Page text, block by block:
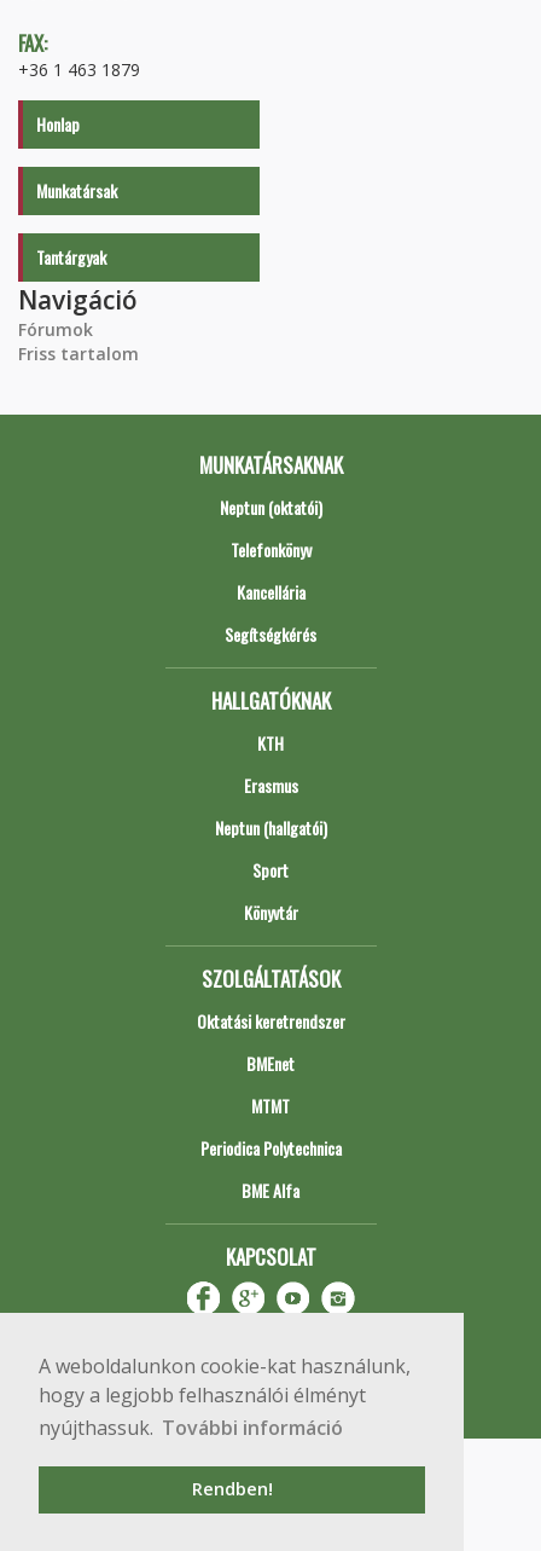
A weboldalunkon cookie-kat használunk,
hogy a legjobb felhasználói élményt
nyújthassuk. További információ
Rendben!
FAX:
+36 1 463 1879
Honlap
Munkatársak
Tantárgyak
Navigáció
Fórumok
Friss tartalom
MUNKATÁRSAKNAK
Neptun (oktatói)
Telefonkönyv
Kancellária
Segítségkérés
HALLGATÓKNAK
KTH
Erasmus
Neptun (hallgatói)
Sport
Könyvtár
SZOLGÁLTATÁSOK
Oktatási keretrendszer
BMEnet
MTMT
Periodica Polytechnica
BME Alfa
KAPCSOLAT
Copyright © 2020 BME Építőmérnöki Kar
1111 Budapest, Műegyetem rkp. 3.